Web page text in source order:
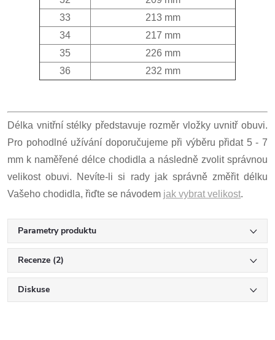
33
213 mm
34
217 mm
35
226 mm
36
232 mm
Délka vnitřní stélky představuje rozměr vložky uvnitř obuvi.
Pro pohodlné užívání doporučujeme při výběru přidat 5 - 7
mm k naměřené délce chodidla a následně zvolit správnou
velikost obuvi. Nevíte-li si rady jak správně změřit délku
Vašeho chodidla, řiďte se návodem jak vybrat velikost.
Parametry produktu
Recenze (2)
Diskuse